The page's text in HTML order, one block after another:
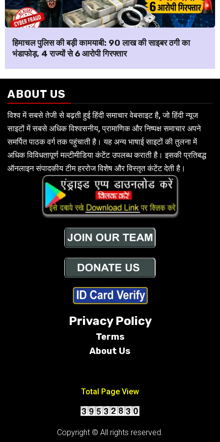
हिमाचल पुलिस की बड़ी कामयाबी: ₹90 लाख की साइबर ठगी का
भंडाफोड़, 4 राज्यों से 6 आरोपी गिरफ्तार
ABOUT US
विश्व में सबसे तेजी से बढ़ती हुई हिंदी समाचार वेबसाइट है, जो हिंदी न्यूज
साइटों में सबसे अधिक विश्वसनीय, प्रामाणिक और निष्पक्ष समाचार अपने
समर्पित पाठक वर्ग तक पहुंचाती है। यह अन्य भाषाई साइटों की तुलना में
अधिक विविधतापूर्ण मल्टीमीडिया कंटेंट उपलब्ध कराती है। इसकी प्रतिबद्ध
ऑनलाइन संपादकीय टीम हररोज विशेष और विस्तृत कंटेंट देती है।
Privacy Policy
Terms
About Us
Total Page View
Copyright © All rights reserved.